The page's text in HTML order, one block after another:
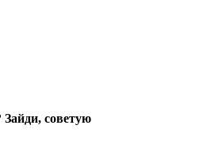
советую